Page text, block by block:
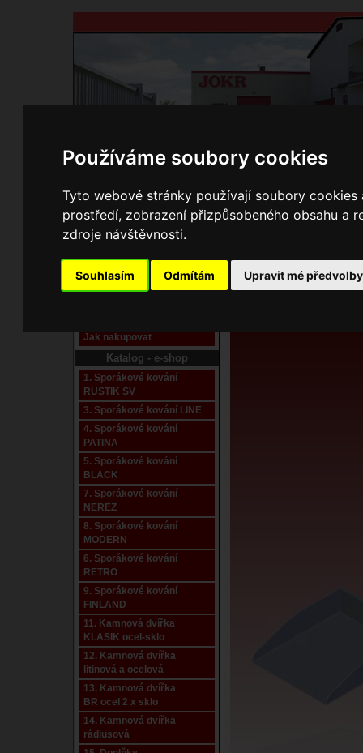
Používáme soubory cookies
Tyto webové stránky používají soubory
prostředí, zobrazení přizpůsobeného obsahu a
zdroje návštěvnosti.
Souhlasím Odmítám Upravit mé předvolby
Domů Kontakty Přihlášení Ke
Pracoviště laser
Nové pracoviště firmy
Jak nakupovat
Katalog - e-shop
1. Sporákové kování
RUSTIK SV
3. Sporákové kování LINE
4. Sporákové kování
PATINA
5. Sporákové kování
BLACK
7. Sporákové kování
NEREZ
8. Sporákové kování
MODERN
6. Sporákové kování
RETRO
9. Sporákové kování
FINLAND
11. Kamnová dvířka
KLASIK ocel-sklo
12. Kamnová dvířka
litinová a ocelová
13. Kamnová dvířka
BR ocel 2 x sklo
14. Kamnová dvířka
rádiusová
E-shop JOKR
06170784